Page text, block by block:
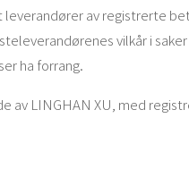
av registrerte
vilkår i
ha forrang.
av LINGHAN XU, med